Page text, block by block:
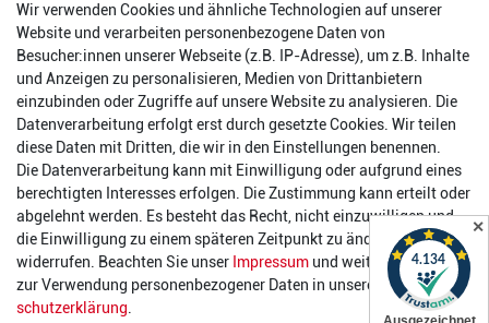
56457 Westerburg
Reinhold-Ferger-Straße 26
order@2die4-sports.com
0 26 63/ 9 68 69 37
Öffnungszeiten
Montag:
14:00 - 17:00 Uhr
Dienstag:
14:00 - 17:00 Uhr
Mittwoch:
14:00 - 17:00 Uhr
Donnerstag:
14:00 - 17:00 Uhr
Freitag:
14:00 - 19:00 Uhr
Samstag:
10:00 - 17:00 Uhr
Wir verwenden Cookies und ähnliche Technologien auf unserer
Website und verarbeiten personenbezogene Daten von
Besucher:innen unserer Webseite (z.B. IP-Adresse), um z.B. Inhalte
und Anzeigen zu personalisieren, Medien von Drittanbietern
einzubinden oder Zugriffe auf unsere Website zu analysieren. Die
Datenverarbeitung erfolgt erst durch gesetzte Cookies. Wir teilen
diese Daten mit Dritten, die wir in den Einstellungen benennen.
Die Datenverarbeitung kann mit Einwilligung oder aufgrund eines
berechtigten Interesses erfolgen. Die Zustimmung kann erteilt oder
abgelehnt werden. Es besteht das Recht, nicht einzuwilligen und
die Einwilligung zu einem späteren Zeitpunkt zu ändern oder zu
widerrufen. Beachten Sie unser Impressum und weitere Hinweise
zur Verwendung personenbezogener Daten in unserer
Daten­
schutz­erklärung
✕